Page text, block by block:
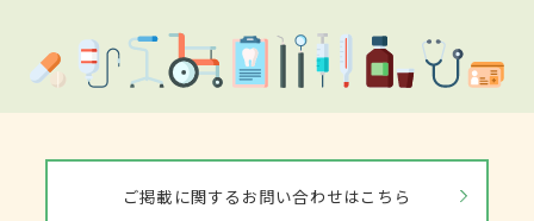
ご掲載に関するお問い合わせはこちら